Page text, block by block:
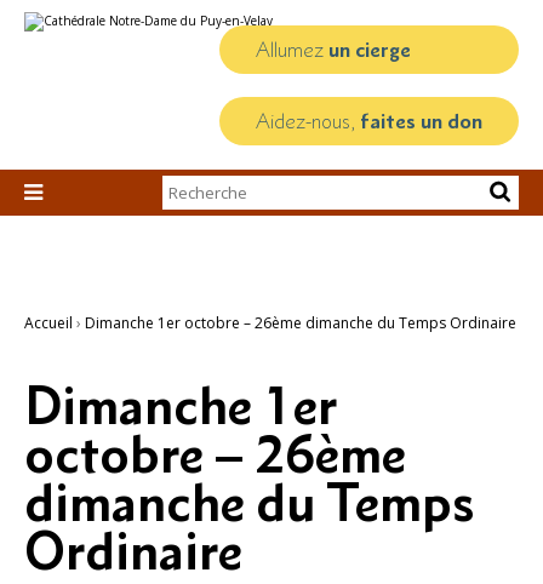
au
personnels
Allumez un cierge
Aidez-nous, faites un don

Chercher par
Recherche
Accueil › Dimanche 1er octobre – 26ème dimanche du Temps Ordinaire
Dimanche 1er
octobre – 26ème
dimanche du Temps
Ordinaire